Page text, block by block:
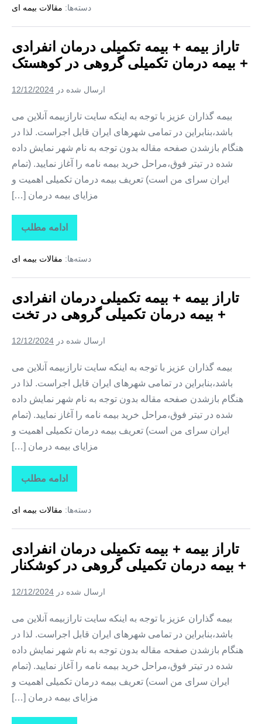
بیمه
درمان
+
بیمه
درمان
تکمیلی
در
دسته‌ها: مقالات بیمه ای
تاراز بیمه + بیمه تکمیلی درمان انفرادی
+ بیمه درمان تکمیلی گروهی در کوهستک
ارسال شده در 12/12/2024
بیمه گذاران عزیز با توجه به اینکه سایت تارازبیمه آنلاین می
باشد،بنابراین در تمامی شهرهای ایران قابل اجراست. لذا در
هنگام بازشدن صفحه مقاله بدون توجه به نام شهر نمایش داده
شده در تیتر فوق،مراحل خرید بیمه نامه را آغاز نمایید. (تمام
ایران سرای من است) تعریف بیمه درمان تکمیلی اهمیت و
مزایای بیمه درمان […]
ادامه مطلب
تاراز
بیمه
بیمه
درمان
+
بیمه
درمان
تکمیلی
در
دسته‌ها: مقالات بیمه ای
تاراز بیمه + بیمه تکمیلی درمان انفرادی
+ بیمه درمان تکمیلی گروهی در تخت
ارسال شده در 12/12/2024
بیمه گذاران عزیز با توجه به اینکه سایت تارازبیمه آنلاین می
باشد،بنابراین در تمامی شهرهای ایران قابل اجراست. لذا در
هنگام بازشدن صفحه مقاله بدون توجه به نام شهر نمایش داده
شده در تیتر فوق،مراحل خرید بیمه نامه را آغاز نمایید. (تمام
ایران سرای من است) تعریف بیمه درمان تکمیلی اهمیت و
مزایای بیمه درمان […]
ادامه مطلب
تاراز
بیمه
بیمه
درمان
+
بیمه
درمان
تکمیلی
در
دسته‌ها: مقالات بیمه ای
تاراز بیمه + بیمه تکمیلی درمان انفرادی
+ بیمه درمان تکمیلی گروهی در کوشکنار
ارسال شده در 12/12/2024
بیمه گذاران عزیز با توجه به اینکه سایت تارازبیمه آنلاین می
باشد،بنابراین در تمامی شهرهای ایران قابل اجراست. لذا در
هنگام بازشدن صفحه مقاله بدون توجه به نام شهر نمایش داده
شده در تیتر فوق،مراحل خرید بیمه نامه را آغاز نمایید. (تمام
ایران سرای من است) تعریف بیمه درمان تکمیلی اهمیت و
مزایای بیمه درمان […]